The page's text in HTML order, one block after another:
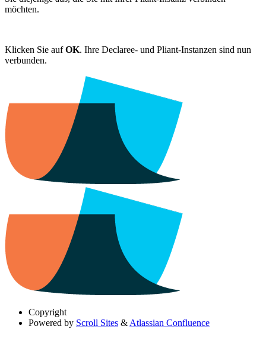
möchten.
Klicken Sie aufOK. Ihre Declaree- und Pliant-Instanzen sind nun
verbunden.
Copyright
Powered by Scroll Sites &Atlassian Confluence